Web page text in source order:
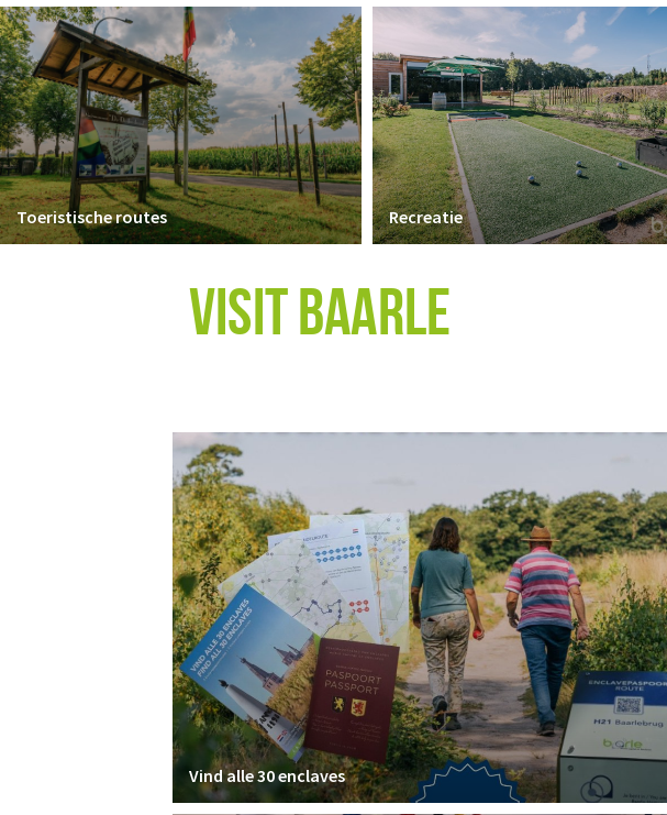
Toeristische routes Recreatie
VISIT BAARLE
Vind alle 30 enclaves